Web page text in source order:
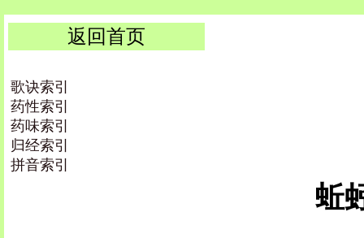
返回首页
歌诀索引
药性索引
药味索引
归经索引
拼音索引
蚯